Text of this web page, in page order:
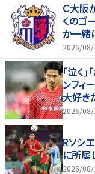
Ｃ大阪
くのゴ
か一緒
2026/08/
｢泣く｣
ンフィ
大好き
くなり
2026/08/
Rソシ
に所属
2026/08/